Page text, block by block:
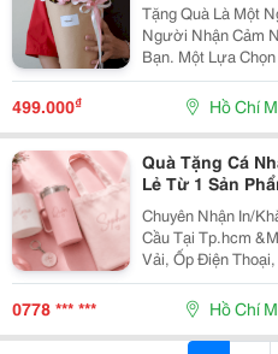
Tặng Quà Là Một
Người Nhận Cảm
Bạn. Một Lựa
Hiện Nay Là Dòng
Bền Đẹp Và Các
Nhắn....
499.000₫ Hồ Chí
Quà Tặng Cá
Lẻ Từ 1 Sản
Chuyên Nhận In/
Cầu Tại Tp.hcm
Vải, Ốp Điện
Nhận In Lẻ Từ 1
Thiểu - Khắc
0778 *** *** Hồ Chí